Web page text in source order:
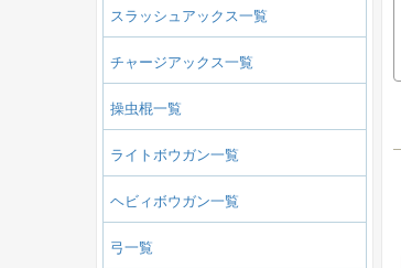
スラッシュアックス一覧
チャージアックス一覧
操虫棍一覧
ライトボウガン一覧
ヘビィボウガン一覧
弓一覧